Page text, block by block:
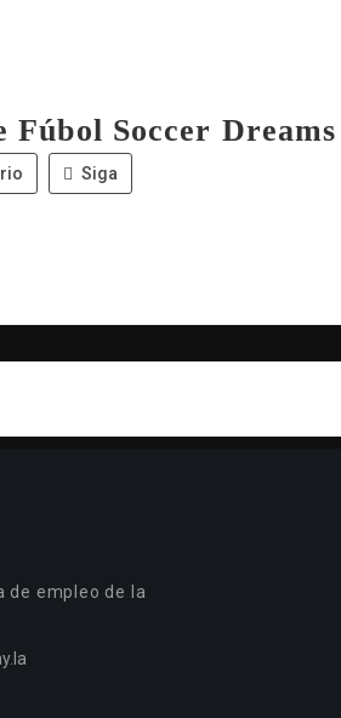
Fúbol Soccer Dreams
Siga
de empleo de la